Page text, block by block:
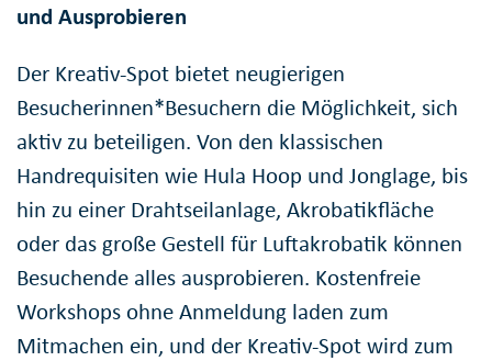
und Ausprobieren
Der Kreativ-Spot bietet neugierigen
Besucherinnen*Besuchern die Möglichkeit, sich
aktiv zu beteiligen. Von den klassischen
Handrequisiten wie Hula Hoop und Jonglage, bis
hin zu einer Drahtseilanlage, Akrobatikfläche
oder das große Gestell für Luftakrobatik können
Besuchende alles ausprobieren. Kostenfreie
Workshops ohne Anmeldung laden zum
Mitmachen ein, und der Kreativ-Spot wird zum